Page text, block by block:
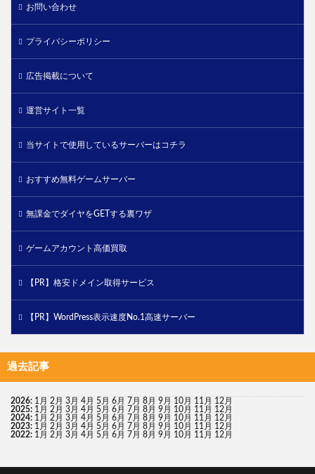
お問い合わせ
プライバシーポリシー
広告掲載について
運営サイト一覧
当サイトで使用しているサーバーはコチラ
おすすめ無料ゲームサーバー
無課金でダイヤをGETする裏ワザ
ゲームアカウント高価買取
【PR】格安ドメイン取得サービス
【PR】WordPress表示速度No.1高速サーバー
過去記事
2026: 1月 2月 3月 4月 5月 6月 7月 8月 9月 10月 11月 12月
2025: 1月 2月 3月 4月 5月 6月 7月 8月 9月 10月 11月 12月
2024: 1月 2月 3月 4月 5月 6月 7月 8月 9月 10月 11月 12月
2023: 1月 2月 3月 4月 5月 6月 7月 8月 9月 10月 11月 12月
2022: 1月 2月 3月 4月 5月 6月 7月 8月 9月 10月 11月 12月